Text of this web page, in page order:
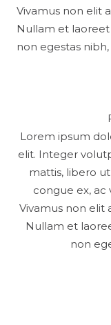
Vivamus non elit
Nullam et
non egestas
Lorem ipsum
elit. Integer
mattis, libero
congue ex, ac
Vivamus non elit
Nullam et
non